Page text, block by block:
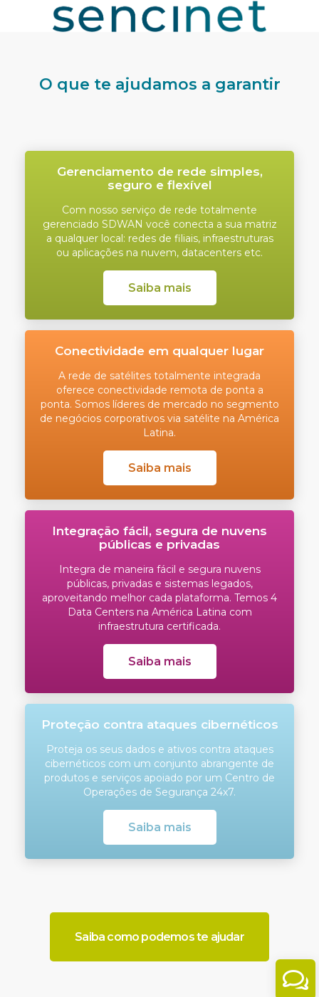
O que te ajudamos a garantir
Gerenciamento de rede simples,
seguro e flexível
Com nosso serviço de rede totalmente
gerenciado SDWAN você conecta a sua matriz
a qualquer local: redes de filiais, infraestruturas
ou aplicações na nuvem, datacenters etc.
Saiba mais
Conectividade em qualquer lugar
A rede de satélites totalmente integrada
oferece conectividade remota de ponta a
ponta. Somos líderes de mercado no segmento
de negócios corporativos via satélite na América
Latina.
Saiba mais
Integração fácil, segura de nuvens
públicas e privadas
Integra de maneira fácil e segura nuvens
públicas, privadas e sistemas legados,
aproveitando melhor cada plataforma. Temos 4
Data Centers na América Latina com
infraestrutura certificada.
Saiba mais
Proteção contra ataques cibernéticos
Proteja os seus dados e ativos contra ataques
cibernéticos com um conjunto abrangente de
produtos e serviços apoiado por um Centro de
Operações de Segurança 24x7.
Saiba mais
Saiba como podemos te ajudar